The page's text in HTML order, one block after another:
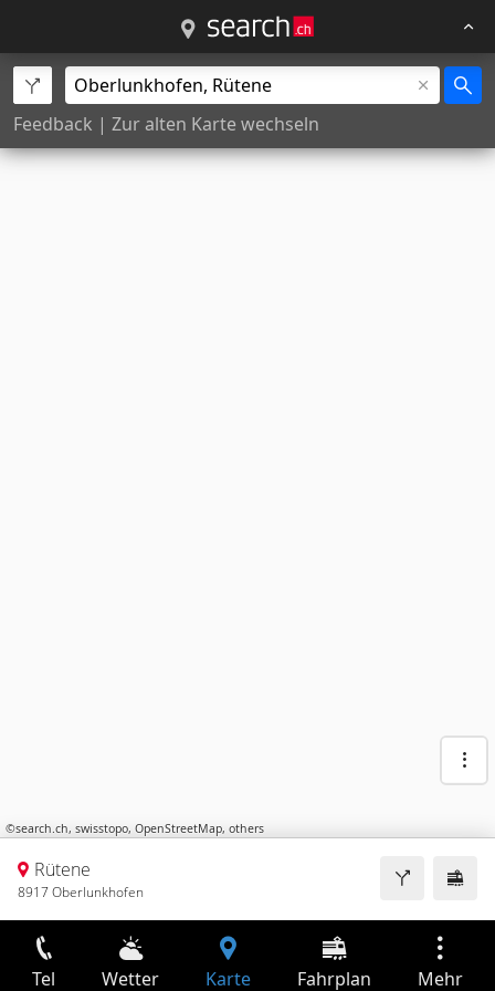
Feedback | Zur alten Karte wechseln
©search.ch, swisstopo, OpenStreetMap, others
Rütene
8917 Oberlunkhofen
Tel Wetter Karte Fahrplan Mehr